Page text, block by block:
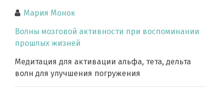
Мария Монок
Волны мозговой активности при воспоминании
прошлых жизней
Медитация для активации альфа, тета, дельта
волн для улучшения погружения